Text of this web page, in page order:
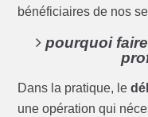
bénéficiaires de nos
pourquoi
Dans la pratique, le
une opération qui